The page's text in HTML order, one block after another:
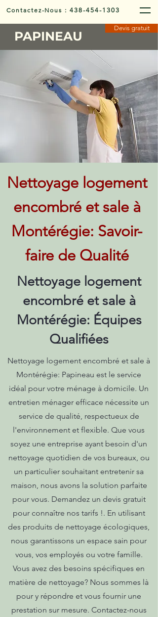
Contactez-Nous :438-454-1303
PAPINEAU
Devis gratuit
Nettoyage logement
encombré et sale à
Montérégie: Savoir-
faire de Qualité
Nettoyage logement
encombré et sale à
Montérégie: Équipes
Qualifiées
Nettoyage logement encombré et sale à
Montérégie: Papineau est le service
idéal pour votre ménage à domicile. Un
entretien ménager efficace nécessite un
service de qualité, respectueux de
l'environnement et flexible. Que vous
soyez une entreprise ayant besoin d'un
nettoyage quotidien de vos bureaux, ou
un particulier souhaitant entretenir sa
maison, nous avons la solution parfaite
pour vous. Demandez un devis gratuit
pour connaître nos tarifs !. En utilisant
des produits de nettoyage écologiques,
nous garantissons un espace sain pour
vous, vos employés ou votre famille.
Vous avez des besoins spécifiques en
matière de nettoyage? Nous sommes là
pour y répondre et vous fournir une
prestation sur mesure. Contactez-nous